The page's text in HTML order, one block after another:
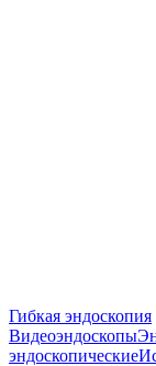
Гибкая эндоскопия
Видеоэндоскопы
эндоскопические